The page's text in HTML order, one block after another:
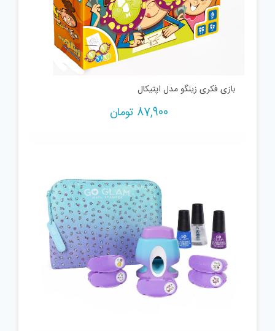
بازی فکری زینگو مدل اپتیکال
87,900 تومان